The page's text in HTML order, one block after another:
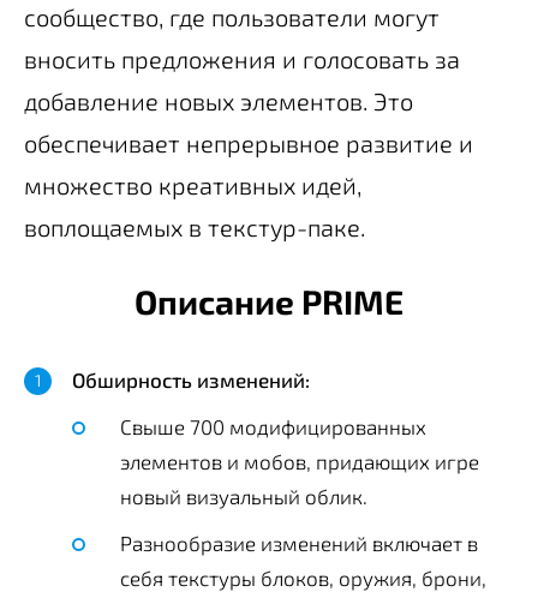
сообщество, где пользователи могут
вносить предложения и голосовать за
добавление новых элементов. Это
обеспечивает непрерывное развитие и
множество креативных идей,
воплощаемых в текстур-паке.
Описание PRIME
Обширность изменений:
Свыше 700 модифицированных
элементов и мобов, придающих игре
новый визуальный облик.
Разнообразие изменений включает в
себя текстуры блоков, оружия, брони,